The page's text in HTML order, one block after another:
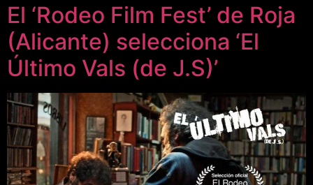
El ‘Rodeo Film Fest’ de Roja
(Alicante) selecciona ‘El
Último Vals (de J.S)’